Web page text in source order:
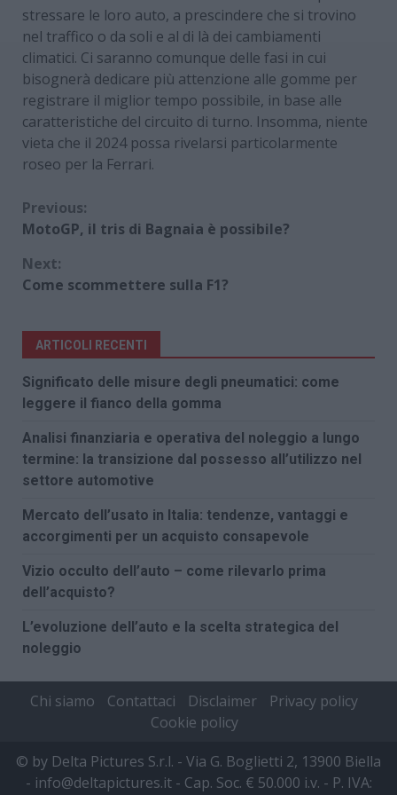
stressare le loro auto, a prescindere che si trovino
nel traffico o da soli e al di là dei cambiamenti
climatici. Ci saranno comunque delle fasi in cui
bisognerà dedicare più attenzione alle gomme per
registrare il miglior tempo possibile, in base alle
caratteristiche del circuito di turno. Insomma, niente
vieta che il 2024 possa rivelarsi particolarmente
roseo per la Ferrari.
Continue
Previous:
MotoGP, il tris di Bagnaia è possibile?
Next:
Come scommettere sulla F1?
ARTICOLI RECENTI
Significato delle misure degli pneumatici: come
leggere il fianco della gomma
Analisi finanziaria e operativa del noleggio a lungo
termine: la transizione dal possesso all’utilizzo nel
settore automotive
Mercato dell’usato in Italia: tendenze, vantaggi e
accorgimenti per un acquisto consapevole
Vizio occulto dell’auto – come rilevarlo prima
dell’acquisto?
L’evoluzione dell’auto e la scelta strategica del
noleggio
Chi siamo Contattaci Disclaimer
Privacy policy
Cookie policy
© by Delta Pictures S.r.l. - Via G. Boglietti 2, 13900 Biella
- info@deltapictures.it - Cap. Soc. € 50.000 i.v. - P. IVA: